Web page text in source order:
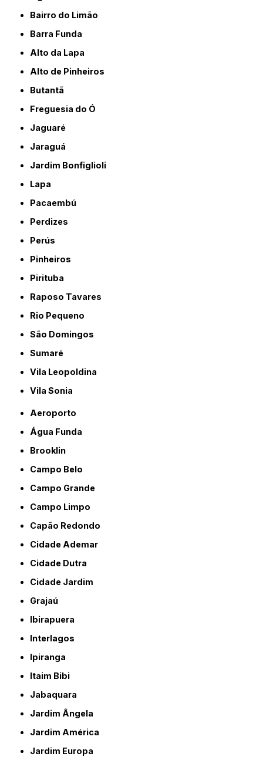
Bairro do Limão
Barra Funda
Alto da Lapa
Alto de Pinheiros
Butantã
Freguesia do Ó
Jaguaré
Jaraguá
Jardim Bonfiglioli
Lapa
Pacaembú
Perdizes
Perús
Pinheiros
Pirituba
Raposo Tavares
Rio Pequeno
São Domingos
Sumaré
Vila Leopoldina
Vila Sonia
Aeroporto
Água Funda
Brooklin
Campo Belo
Campo Grande
Campo Limpo
Capão Redondo
Cidade Ademar
Cidade Dutra
Cidade Jardim
Grajaú
Ibirapuera
Interlagos
Ipiranga
Itaim Bibi
Jabaquara
Jardim Ângela
Jardim América
Jardim Europa